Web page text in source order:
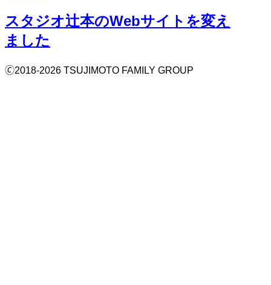
スタジオ辻本のWebサイトを変え
ました
🄫2018-2026 TSUJIMOTO FAMILY GROUP